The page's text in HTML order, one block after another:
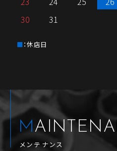
30
31
：休店日
メンテナンス